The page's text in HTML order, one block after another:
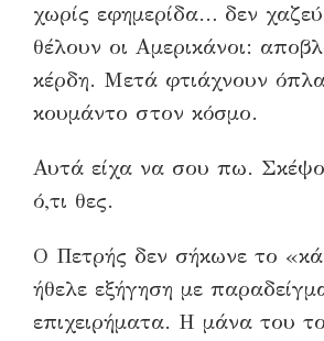
χωρίς εφημερίδα… δεν
θέλουν οι Αμερικάνοι:
κέρδη. Μετά φτιάχνουν
κουμάντο στον κόσμο.
Αυτά είχα να σου πω.
ό,τι θες.
Ο Πετρής δεν σήκωνε το
ήθελε εξήγηση με
επιχειρήματα. Η μάνα του